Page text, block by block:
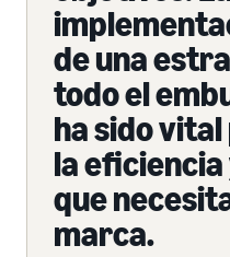
de una
todo el
ha sido
la eficiencia
que
marca.